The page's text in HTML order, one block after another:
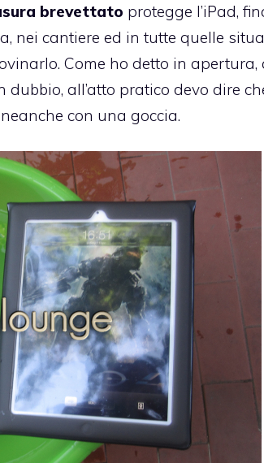
brevettato protegge l’iPad,
nei cantiere ed in tutte quelle
Come ho detto in apertura,
all’atto pratico devo dire
con una goccia.